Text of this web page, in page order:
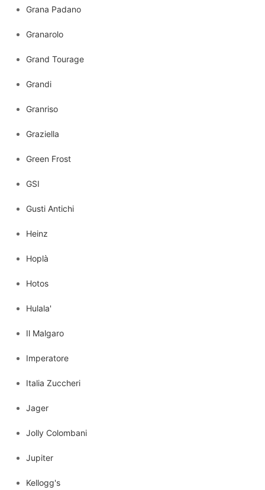
Grana Padano
Granarolo
Grand Tourage
Grandi
Granriso
Graziella
Green Frost
GSI
Gusti Antichi
Heinz
Hoplà
Hotos
Hulala'
Il Malgaro
Imperatore
Italia Zuccheri
Jager
Jolly Colombani
Jupiter
Kellogg's